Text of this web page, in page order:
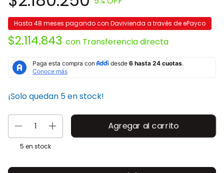
Hasta 48 meses pagando con Davivienda a través de ePayco
$2.114.843 con Transferencia directa
¡Solo quedan 5en stock!
5 en stock